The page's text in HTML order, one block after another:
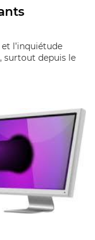
l’inquiétude
surtout depuis le